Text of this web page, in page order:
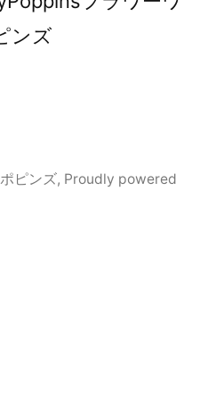
ンズ
ピンズ, Proudly powered